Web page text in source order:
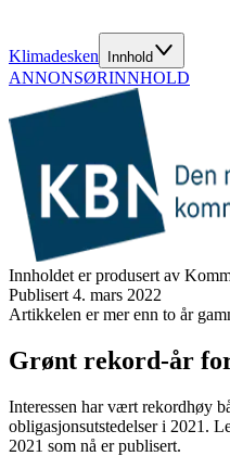
Klimadesken Innhold
ANNONSØRINNHOLD
Innholdet er produsert av
Publisert 4. mars 2022
Artikkelen er mer enn to år
Grønt rekord-år
Interessen har vært rekordhøy
obligasjonsutstedelser i 2021.
2021 som nå er publisert.